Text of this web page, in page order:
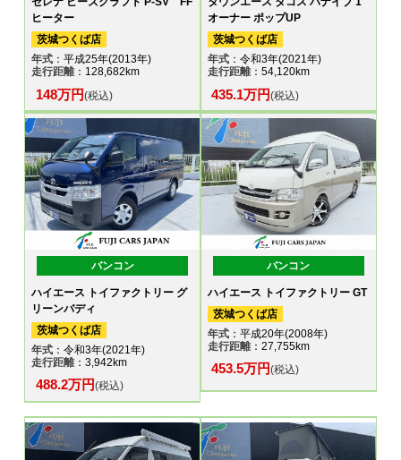
ヒーター
茨城つくば店
年式 ：平成25年(2013年)
走行距離：128,682km
148万円(税込)
オーナー ポップUP
茨城つくば店
年式：令和3年(2021年)
走行距離：54,120km
435.1万円(税込)
バンコン
ハイエース トイファクトリー グ
リーンバディ
茨城つくば店
年式 ：令和3年(2021年)
走行距離：3,942km
488.2万円(税込)
バンコン
ハイエース トイファクトリー GT
茨城つくば店
年式：平成20年(2008年)
走行距離：27,755km
453.5万円(税込)